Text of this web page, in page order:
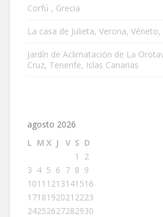
Corfú , Grecia
La casa de Julieta, Verona, Véneto,
Jardín de Aclimatación de La
Cruz, Tenerife, Islas Canarias
agosto 2026
L M X J V S D
1
2
3 4 5 6 7 8 9
1011 1213141516
1718192021 2223
24252627282930